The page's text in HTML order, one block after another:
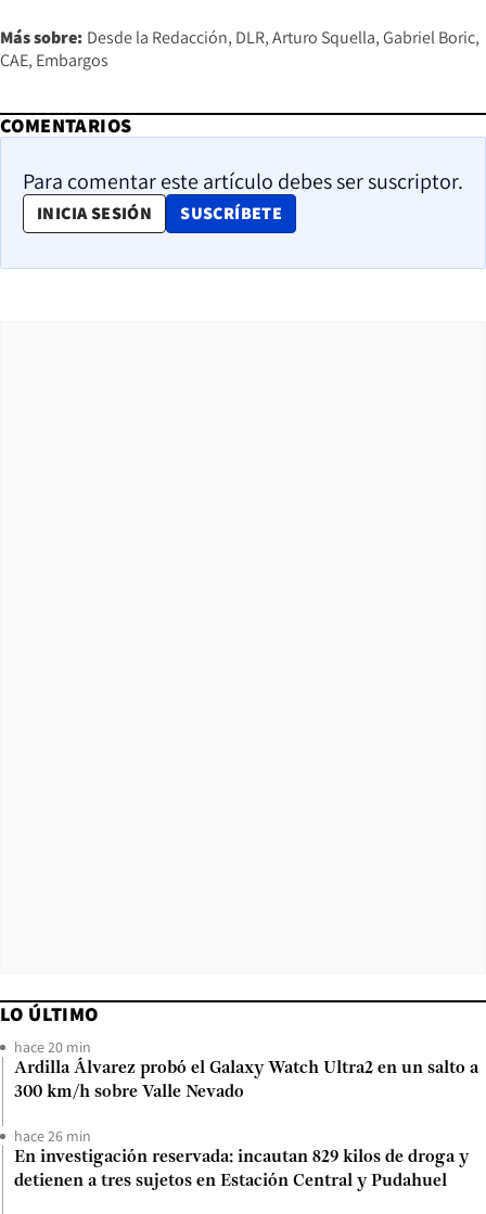
Más sobre: Desde la Redacción DLR Arturo Squella Gabriel Boric
CAE Embargos
COMENTARIOS
Para comentar este artículo debes ser suscriptor.
INICIA SESIÓN SUSCRÍBETE
OPENS IN NEW WINDOW
LO ÚLTIMO
hace 20 min
Ardilla Álvarez probó el Galaxy Watch Ultra2 en un salto a
300 km/h sobre Valle Nevado
hace 26 min
En investigación reservada: incautan 829 kilos de droga y
detienen a tres sujetos en Estación Central y Pudahuel